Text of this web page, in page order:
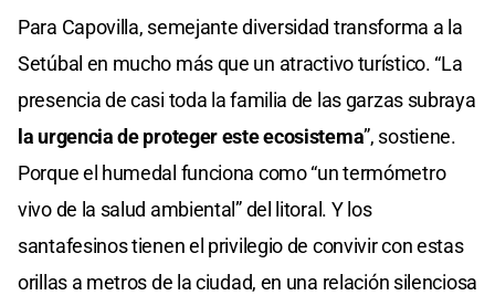
Para Capovilla, semejante diversidad transforma a la
Setúbal en mucho más que un atractivo turístico. “La
presencia de casi toda la familia de las garzas subraya
la urgencia de proteger este ecosistema”, sostiene.
Porque el humedal funciona como “un termómetro
vivo de la salud ambiental” del litoral. Y los
santafesinos tienen el privilegio de convivir con estas
orillas a metros de la ciudad, en una relación silenciosa